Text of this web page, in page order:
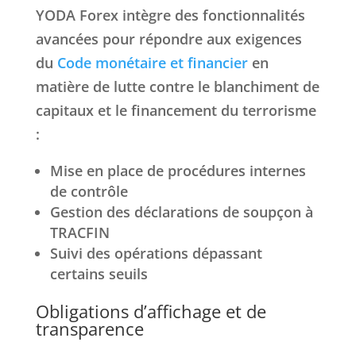
YODA Forex intègre des fonctionnalités
avancées pour répondre aux exigences
du Code monétaire et financieren
matière de lutte contre le blanchiment de
capitaux et le financement du terrorisme
:
Mise en place de procédures internes
de contrôle
Gestion des déclarations de soupçon à
TRACFIN
Suivi des opérations dépassant
certains seuils
Obligations d’affichage et de
transparence